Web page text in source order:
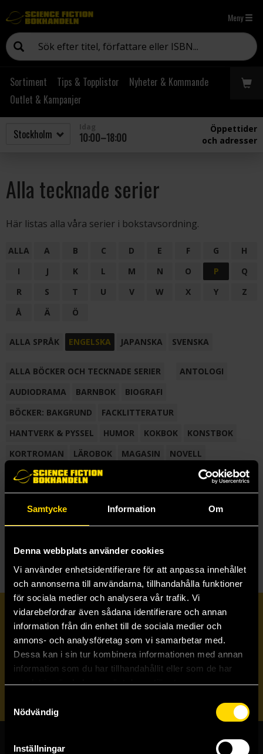
Samtycke Information Om
Denna webbplats använder cookies
Vi använder enhetsidentifierare för att anpassa innehållet
och annonserna till användarna, tillhandahålla funktioner
för sociala medier och analysera vår trafik. Vi
vidarebefordrar även sådana identifierare och annan
information från din enhet till de sociala medier och
annons- och analysföretag som vi samarbetar med.
Dessa kan i sin tur kombinera informationen med annan
information som du har tillhandahållit eller som de har
samlat in när du har använt deras tjänster.
Nödvändig
Inställningar
Meny
Sortiment Tips & Topplistor
Nyheter & Kommande
Outlet & Kampanjer
10:00–18:00
Öppettider
och adresser
Alla tecknade serier
Här listas alla våra serier i bokstavsordning.
ALLA A B C D E F G
H
I
J K L M N O P
Q
R
S T U V W X Y
Z
Å
Ä Ö
ALLA SPRÅK ENGELSKA JAPANSKA SVENSKA
ALLA BÖCKER OCH TECKNADE SERIER
ANTOLOGI
AUDIODRAMA
BARNBOK
BIOGRAFI
BÖCKER: BAKGRUND
FACKLITTERATUR
HANTVERK & PYSSEL
HUMOR KOKBOK
KONSTBOK
KORTROMAN
LÄROBOK MAGASIN
NOVELL
NOVELLMAGASIN
NOVELLSAMLING
ROMAN
SAMLINGSVOLYM
TECKNA & MÅLA TECKNAD SERIE
P
Prenumerera på vårt nyhetsbrev
Veckobrevet
Skicka